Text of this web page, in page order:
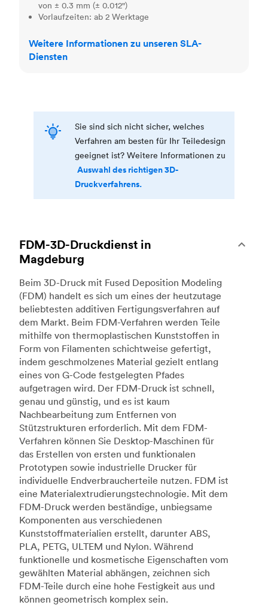
von ± 0.3 mm (± 0.012")
Vorlaufzeiten: ab 2 Werktage
Weitere Informationen zu unseren SLA-
Diensten
Sie sind sich nicht sicher, welches
Verfahren am besten für Ihr Teiledesign
geeignet ist? Weitere Informationen zu
Auswahl des richtigen 3D-
Druckverfahrens.
FDM-3D-Druckdienst in
Magdeburg
Beim 3D-Druck mit Fused Deposition Modeling
(FDM) handelt es sich um eines der heutzutage
beliebtesten additiven Fertigungsverfahren auf
dem Markt. Beim FDM-Verfahren werden Teile
mithilfe von thermoplastischen Kunststoffen in
Form von Filamenten schichtweise gefertigt,
indem geschmolzenes Material gezielt entlang
eines von G-Code festgelegten Pfades
aufgetragen wird. Der FDM-Druck ist schnell,
genau und günstig, und es ist kaum
Nachbearbeitung zum Entfernen von
Stützstrukturen erforderlich. Mit dem FDM-
Verfahren können Sie Desktop-Maschinen für
das Erstellen von ersten und funktionalen
Prototypen sowie industrielle Drucker für
individuelle Endverbraucherteile nutzen. FDM ist
eine Materialextrudierungstechnologie. Mit dem
FDM-Druck werden beständige, unbiegsame
Komponenten aus verschiedenen
Kunststoffmaterialien erstellt, darunter ABS,
PLA, PETG, ULTEM und Nylon. Während
funktionelle und kosmetische Eigenschaften vom
gewählten Material abhängen, zeichnen sich
FDM-Teile durch eine hohe Festigkeit aus und
können geometrisch komplex sein.